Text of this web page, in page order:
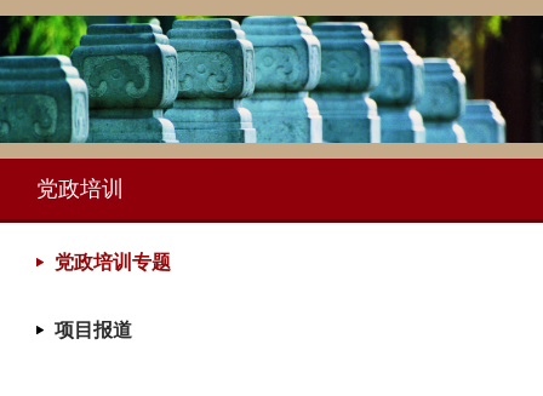
党政培训
党政培训专题
项目报道